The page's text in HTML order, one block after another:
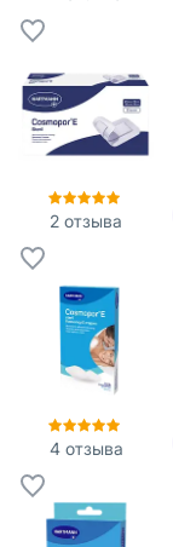
2 отзыва
4отзыва